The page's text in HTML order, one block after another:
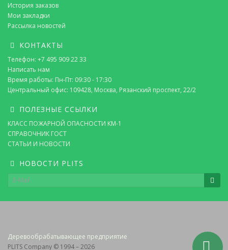
История заказов
Мои закладки
Рассылка новостей
КОНТАКТЫ
Телефон: +7 495 909 22 33
Написать нам
Время работы: Пн-Пт: 09:30 - 17:30
Центральный офис: 109428, Москва, Рязанский проспект, 22/2
ПОЛЕЗНЫЕ ССЫЛКИ
КЛАСС ПОЖАРНОЙ ОПАСНОСТИ КМ-1
СПРАВОЧНИК ГОСТ
СТАТЬИ И НОВОСТИ
НОВОСТИ PLITS
Деревообрабатывающее предприятие
PLITS Company © 1994 – 2026